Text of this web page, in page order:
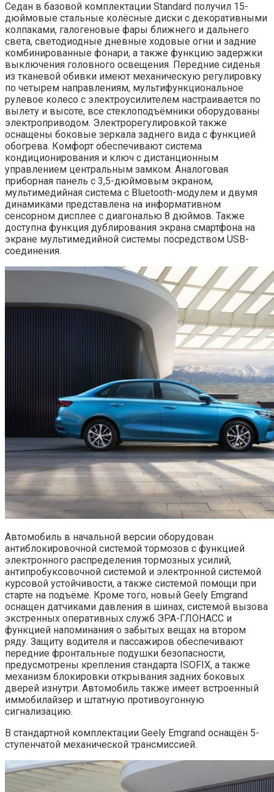
Седан в базовой комплектации Standard получил 15-
дюймовые стальные колёсные диски с декоративными
колпаками, галогеновые фары ближнего и дальнего
света, светодиодные дневные ходовые огни и задние
комбинированные фонари, а также функцию задержки
выключения головного освещения. Передние сиденья
из тканевой обивки имеют механическую регулировку
по четырем направлениям, мультифункциональное
рулевое колесо с электроусилителем настраивается по
вылету и высоте, все стеклоподъёмники оборудованы
электроприводом. Электрорегулировкой также
оснащены боковые зеркала заднего вида с функцией
обогрева. Комфорт обеспечивают система
кондиционирования и ключ с дистанционным
управлением центральным замком. Аналоговая
приборная панель с 3,5-дюймовым экраном,
мультимедийная система с Bluetooth-модулем и двумя
динамиками представлена на информативном
сенсорном дисплее с диагональю 8 дюймов. Также
доступна функция дублирования экрана смартфона на
экране мультимедийной системы посредством USB-
соединения.
Автомобиль в начальной версии оборудован
антиблокировочной системой тормозов с функцией
электронного распределения тормозных усилий,
антипробуксовочной системой и электронной системой
курсовой устойчивости, а также системой помощи при
старте на подъёме. Кроме того, новый Geely Emgrand
оснащен датчиками давления в шинах, системой вызова
экстренных оперативных служб ЭРА-ГЛОНАСС и
функцией напоминания о забытых вещах на втором
ряду. Защиту водителя и пассажиров обеспечивают
передние фронтальные подушки безопасности,
предусмотрены крепления стандарта ISOFIX, а также
механизм блокировки открывания задних боковых
дверей изнутри. Автомобиль также имеет встроенный
иммобилайзер и штатную противоугонную
сигнализацию.
В стандартной комплектации Geely Emgrand оснащён 5-
ступенчатой механической трансмиссией.